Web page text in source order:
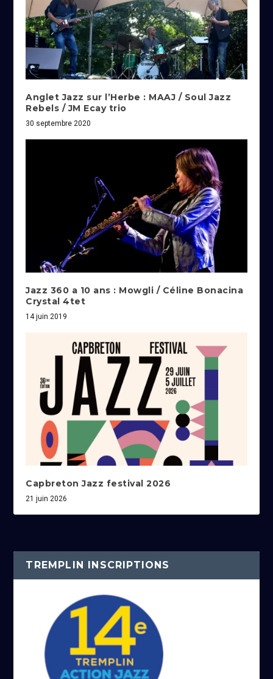
Anglet Jazz sur l’Herbe : MAAJ / Soul Jazz
Rebels / JM Ecay trio
30 septembre 2020
Jazz 360 a 10 ans : Mowgli / Céline Bonacina
Crystal 4tet
14 juin 2019
Capbreton Jazz festival 2026
21 juin 2026
TREMPLIN INSCRIPTIONS